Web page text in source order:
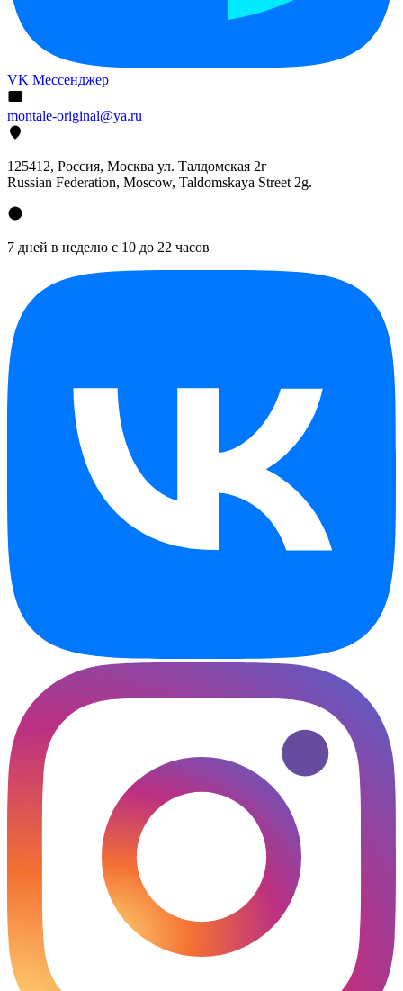
VK Мессенджер
montale-original@ya.ru
125412, Россия, Москва ул. Талдомская 2г
Russian Federation, Moscow, Taldomskaya Street 2g.
7 дней в неделю с 10 до 22 часов